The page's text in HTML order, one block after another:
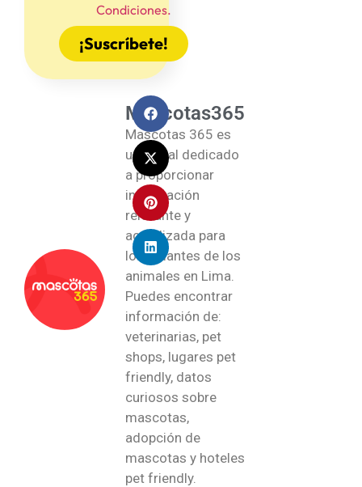
Condiciones.
¡Suscríbete!
Mascotas365
Mascotas 365 es
un portal dedicado
a proporcionar
información
relevante y
actualizada para
los amantes de los
animales en Lima.
Puedes encontrar
información de:
veterinarias, pet
shops, lugares pet
friendly, datos
curiosos sobre
mascotas,
adopción de
mascotas y hoteles
pet friendly.